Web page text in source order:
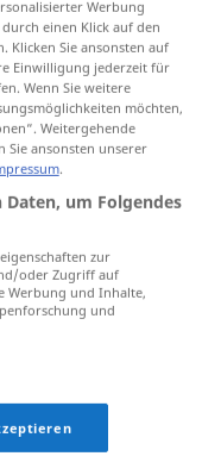
antippen)
al-b.] Türschild
Werbung
einen Klick auf den
Klicken Sie ansonsten auf
Einwilligung jederzeit für
Wenn Sie weitere
möchten,
Weitergehende
Sie ansonsten unserer
.
um Folgendes
zur
oder Zugriff auf
Werbung und Inhalte,
und